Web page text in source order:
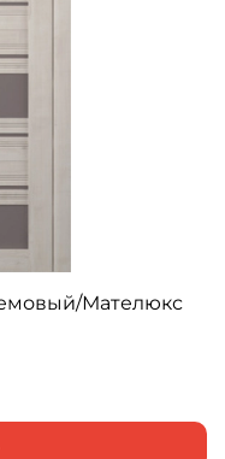
Мателюкс